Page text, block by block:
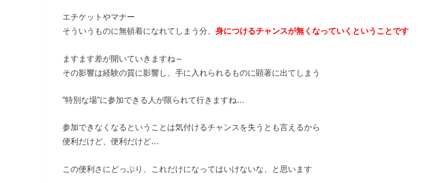
エチケットやマナー
そういうものに無頓着になれてしまう分、 身につけるチャンスが無くなっていくということです
ますます差が開いていきますね～
その影響は経験の質に影響し、手に入れられるものに顕著に出てしまう
”特別な場”に参加できる人が限られて行きますね…
参加できなくなるということは気付けるチャンスを失うとも言えるから
便利だけど、便利だけど…
この便利さにどっぷり、これだけになってはいけないな、と思います